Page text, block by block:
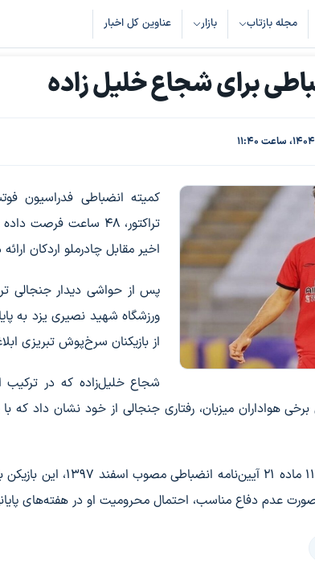
مجله بازتاب بازار عناوین کل اخبار
برای شجاع خلیل زاده
کمیته انضباطی فدراسیون
تراکتور، ۴۸ ساعت
اخیر مقابل چادرملو اردکان
ورزشگاه شهید نصیری یزد به
از بازیکنان سرخ‌پوش تبریزی
شجاع خلیل‌زاده که در ترکیب
هواداران میزبان، رفتاری جنجالی از خود نشان داد که
، بر اساس بند ۱۱ ماده ۲۱
صورت عدم دفاع مناسب، احتمال محرومیت او در هفته‌های